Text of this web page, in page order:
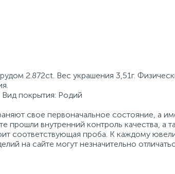
2.872ct. Вес украшения 3,51г.
Вид покрытия: Родий
свое первоначальное состояние, а
прошли внутренний контроль качества, а
соответствующая проба. К каждому
на сайте могут незначительно